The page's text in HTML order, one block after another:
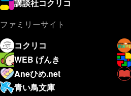
講談社コクリコ
ファミリーサイト
コクリコ
WEB げんき
Aneひめ.net
青い鳥文庫